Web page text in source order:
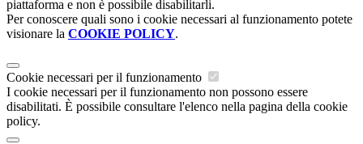
piattaforma e non è possibile disabilitarli.
Per conoscere quali sono i cookie necessari al funzionamento potete
visionare la COOKIE POLICY.
Cookie necessari per il funzionamento
I cookie necessari per il funzionamento non possono essere
disabilitati. È possibile consultare l'elenco nella pagina della cookie
policy.